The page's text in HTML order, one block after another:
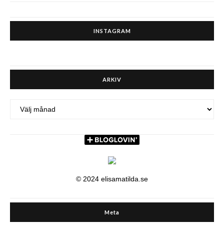
INSTAGRAM
ARKIV
© 2024 elisamatilda.se
Meta